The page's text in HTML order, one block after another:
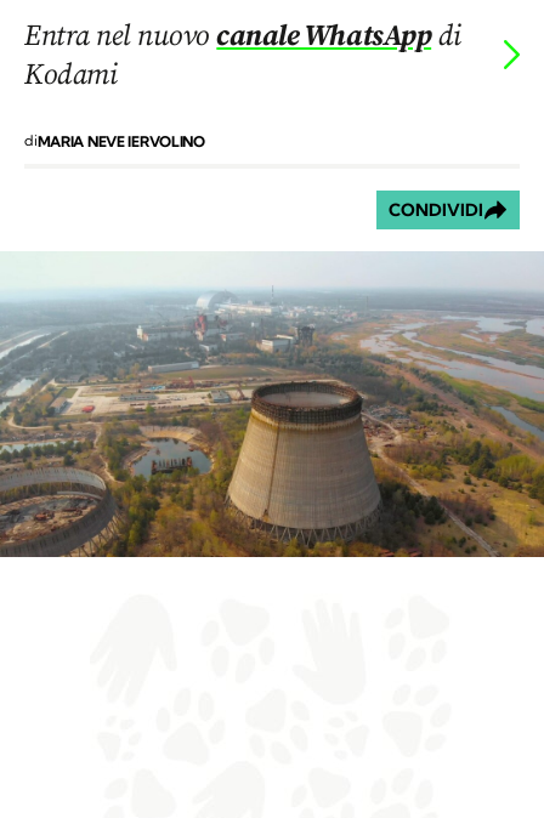
Entra nel nuovocanale WhatsAppdi
Kodami
diMARIA NEVE IERVOLINO
CONDIVIDI